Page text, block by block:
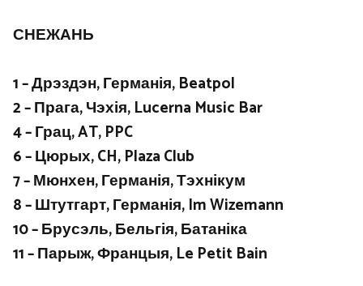
СНЕЖАНЬ
1 – Дрэздэн, Германія, Beatpol
2 – Прага, Чэхія, Lucerna Music Bar
4 – Грац, AT, PPC
6 – Цюрых, CH, Plaza Club
7 – Мюнхен, Германія, Тэхнікум
8 – Штутгарт, Германія, Im Wizemann
10 – Брусэль, Бельгія, Батаніка
11 – Парыж, Францыя, Le Petit Bain